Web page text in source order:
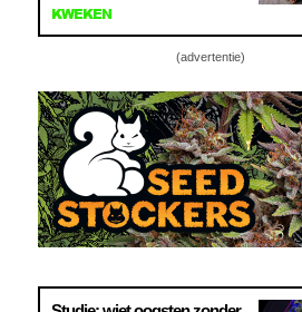
KWEKEN
(advertentie)